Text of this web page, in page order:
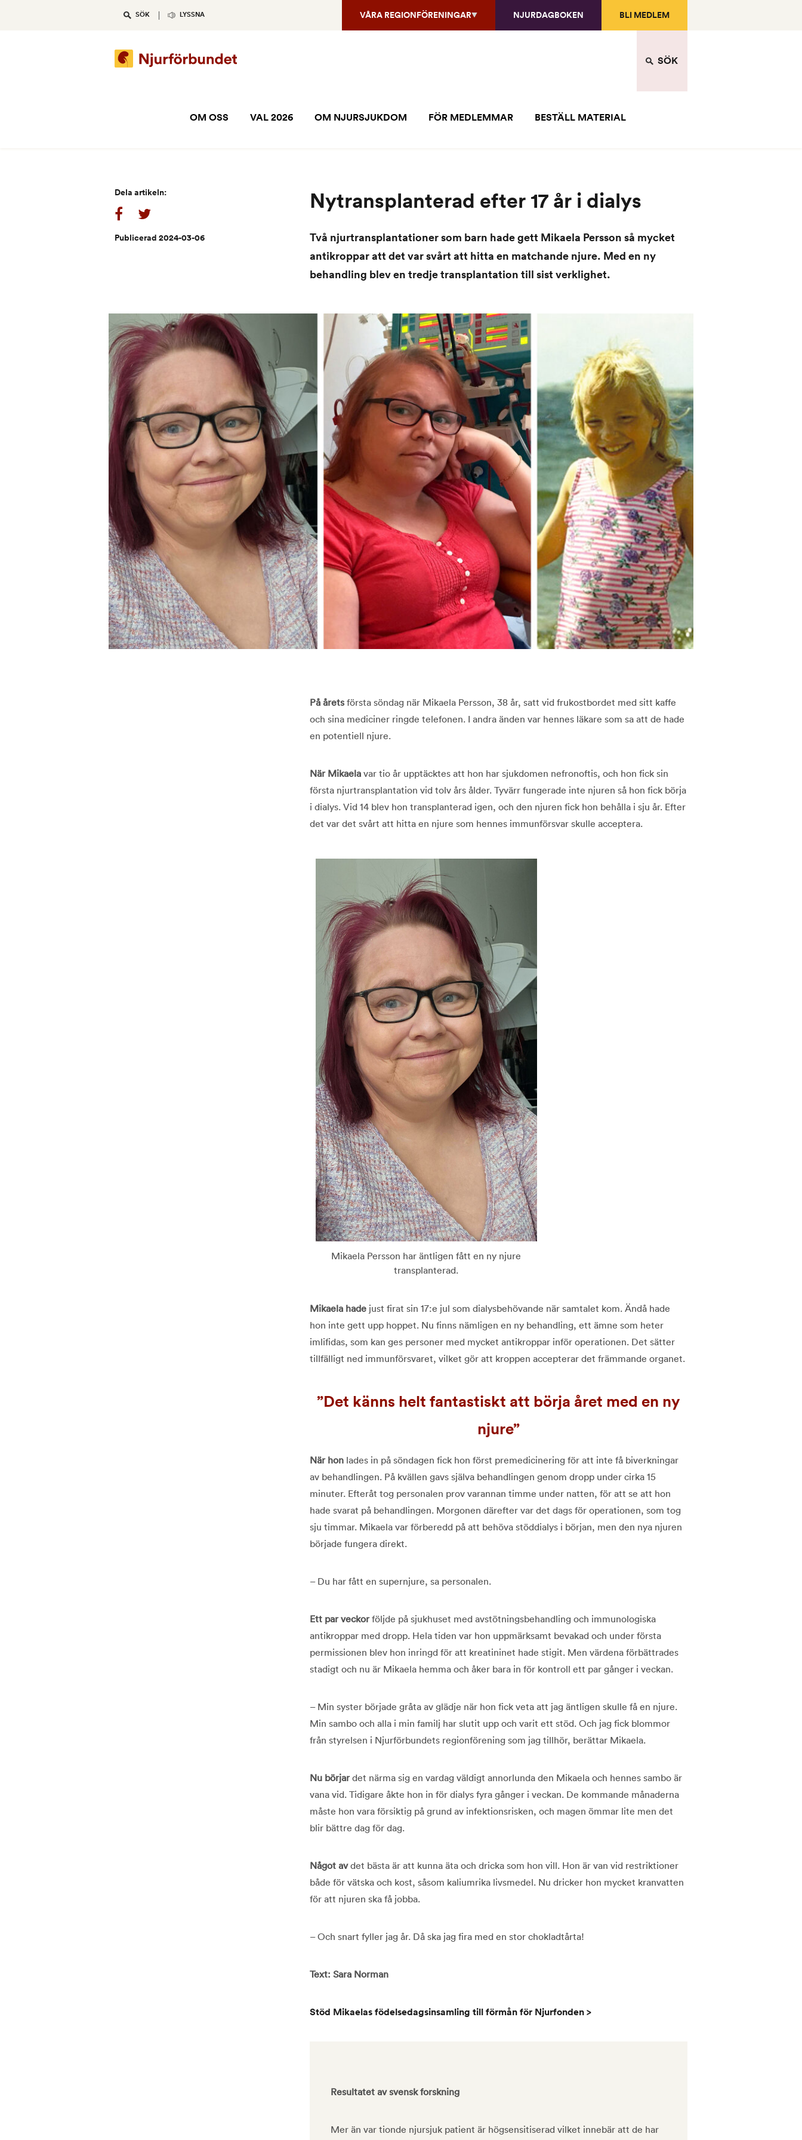
SÖK LYSSNA VÅRA REGIONFÖRENINGAR NJURDAGBOKEN BLI MEDLEM
SÖK
OM OSS VAL 2026 OM NJURSJUKDOM FÖR MEDLEMMAR BESTÄLL MATERIAL
Nytransplanterad efter 17 år i dialys
Två njurtransplantationer som barn hade gett Mikaela Persson så mycket
antikroppar att det var svårt att hitta en matchande njure. Med en ny
behandling blev en tredje transplantation till sist verklighet.
Dela artikeln:
Publicerad 2024-03-06
På åretsförsta söndag när Mikaela Persson, 38 år, satt vid frukostbordet med sitt kaffe
och sina mediciner ringde telefonen. I andra änden var hennes läkare som sa att de hade
en potentiell njure.
När Mikaelavar tio år upptäcktes att hon har sjukdomen nefronoftis, och hon fick sin
första njurtransplantation vid tolv års ålder. Tyvärr fungerade inte njuren så hon fick börja
i dialys. Vid 14 blev hon transplanterad igen, och den njuren fick hon behålla i sju år. Efter
det var det svårt att hitta en njure som hennes immunförsvar skulle acceptera.
Mikaela Persson har äntligen fått en ny njure
transplanterad.
Mikaela hadejust firat sin 17:e jul som dialysbehövande när samtalet kom. Ändå hade
hon inte gett upp hoppet. Nu finns nämligen en ny behandling, ett ämne som heter
imlifidas, som kan ges personer med mycket antikroppar inför operationen. Det sätter
tillfälligt ned immunförsvaret, vilket gör att kroppen accepterar det främmande organet.
Det känns helt fantastiskt att börja året med en ny
njure
När honlades in på söndagen fick hon först premedicinering för att inte få biverkningar
av behandlingen. På kvällen gavs själva behandlingen genom dropp under cirka 15
minuter. Efteråt tog personalen prov varannan timme under natten, för att se att hon
hade svarat på behandlingen. Morgonen därefter var det dags för operationen, som tog
sju timmar. Mikaela var förberedd på att behöva stöddialys i början, men den nya njuren
började fungera direkt.
– Du har fått en supernjure, sa personalen.
Ett par veckorföljde på sjukhuset med avstötningsbehandling och immunologiska
antikroppar med dropp. Hela tiden var hon uppmärksamt bevakad och under första
permissionen blev hon inringd för att kreatininet hade stigit. Men värdena förbättrades
stadigt och nu är Mikaela hemma och åker bara in för kontroll ett par gånger i veckan.
– Min syster började gråta av glädje när hon fick veta att jag äntligen skulle få en njure.
Min sambo och alla i min familj har slutit upp och varit ett stöd. Och jag fick blommor
från styrelsen i Njurförbundets regionförening som jag tillhör, berättar Mikaela.
Nu börjardet närma sig en vardag väldigt annorlunda den Mikaela och hennes sambo är
vana vid. Tidigare åkte hon in för dialys fyra gånger i veckan. De kommande månaderna
måste hon vara försiktig på grund av infektionsrisken, och magen ömmar lite men det
blir bättre dag för dag.
Något avdet bästa är att kunna äta och dricka som hon vill. Hon är van vid restriktioner
både för vätska och kost, såsom kaliumrika livsmedel. Nu dricker hon mycket kranvatten
för att njuren ska få jobba.
– Och snart fyller jag år. Då ska jag fira med en stor chokladtårta!
Text: Sara Norman
Stöd Mikaelas födelsedagsinsamling till förmån för Njurfonden >
Resultatet av svensk forskning
Mer än var tionde njursjuk patient är högsensitiserad vilket innebär att de har